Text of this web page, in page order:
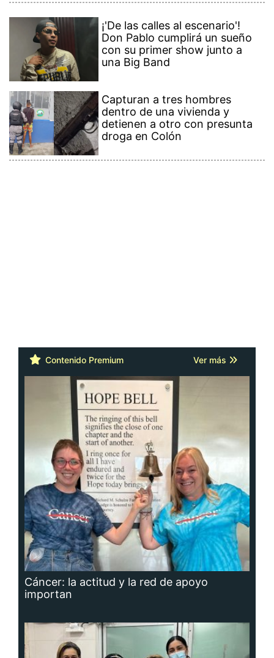
¡'De las calles al escenario'!
Don Pablo cumplirá un sueño
con su primer show junto a
una Big Band
Capturan a tres hombres
dentro de una vivienda y
detienen a otro con presunta
droga en Colón
Contenido Premium Ver más
Cáncer: la actitud y la red de apoyo
importan